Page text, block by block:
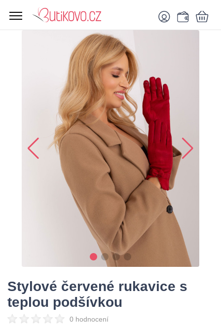
Stylové červené rukavice s
teplou podšívkou
0 hodnocení